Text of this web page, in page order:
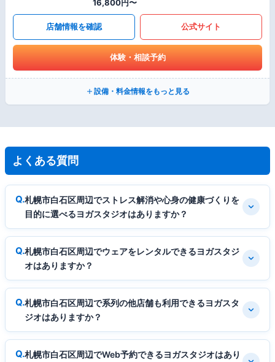
16,800円〜
店舗情報を確認 公式サイト
体験・相談予約
設備・料金情報をもっと見る
よくある質問
札幌市白石区周辺でストレス解消や心身の健康づくりを
目的に選べるヨガスタジオはありますか？
札幌市白石区周辺でウェアをレンタルできるヨガスタジ
オはありますか？
札幌市白石区周辺で系列の他店舗も利用できるヨガスタ
ジオはありますか？
札幌市白石区周辺でWeb予約できるヨガスタジオはあり